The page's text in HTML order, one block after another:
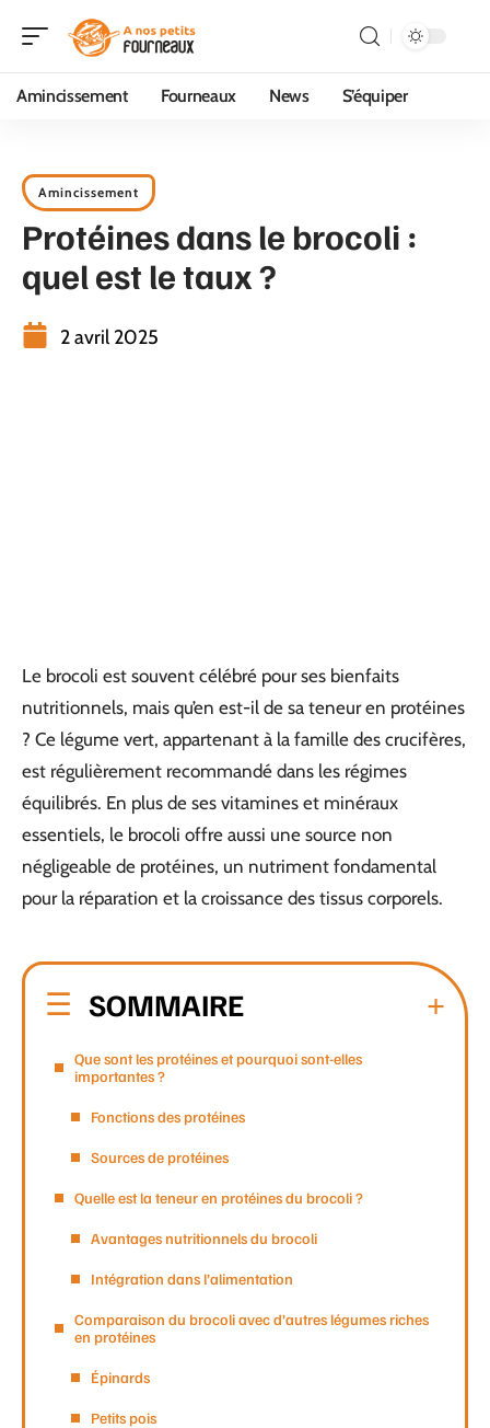
Amincissement Fourneaux News S’équiper
Amincissement
Protéines dans le brocoli :
quel est le taux ?
2 avril 2025
Le brocoli est souvent célébré pour ses bienfaits
nutritionnels, mais qu’en est-il de sa teneur en protéines
? Ce légume vert, appartenant à la famille des crucifères,
est régulièrement recommandé dans les régimes
équilibrés. En plus de ses vitamines et minéraux
essentiels, le brocoli offre aussi une source non
négligeable de protéines, un nutriment fondamental
pour la réparation et la croissance des tissus corporels.
SOMMAIRE
Que sont les protéines et pourquoi sont-elles
importantes ?
Fonctions des protéines
Sources de protéines
Quelle est la teneur en protéines du brocoli ?
Avantages nutritionnels du brocoli
Intégration dans l’alimentation
Comparaison du brocoli avec d’autres légumes riches
en protéines
Épinards
Petits pois